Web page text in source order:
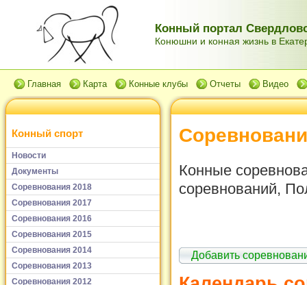
Конный портал
Конюшни и конная жизнь в
Главная Карта Конные клубы Отчеты Видео
Конный спорт
Новости
Документы
Соревнования 2018
Соревнования 2017
Соревнования 2016
Соревнования 2015
Соревнования 2014
Соревнования 2013
Соревнования 2012
Конные
соревнований,
Добавить